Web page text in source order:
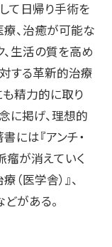
て日帰り手術を
、治癒が可能な
生活の質を高め
する革新的治療
精力的に取り
に掲げ、理想的
には『アンチ・
瘤が消えていく
（医学舎）』、
がある。